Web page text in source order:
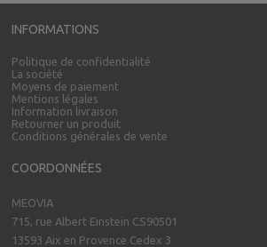
INFORMATIONS
Politique de confidentialité
La société
Moyens de paiement
Mentions légales
Information livraison
Retourner un produit
Conditions générales de vente
COORDONNÉES
MEOVIA
715, rue Albert Einstein CS90501
13593 Aix en Provence Cedex 3